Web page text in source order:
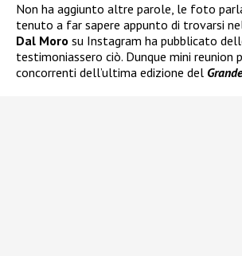
Non ha aggiunto altre parole, le foto
tenuto a far sapere appunto di trovarsi
Dal Moro su Instagram ha pubblicato
testimoniassero ciò. Dunque mini reunion
concorrenti dell’ultima edizione del